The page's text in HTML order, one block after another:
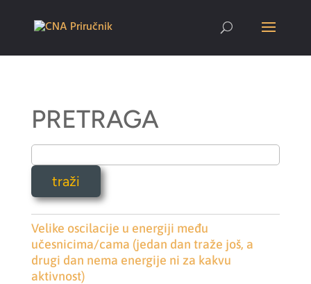
PRETRAGA
Velike oscilacije u energiji među
učesnicima/cama (jedan dan traže još, a
drugi dan nema energije ni za kakvu
aktivnost)